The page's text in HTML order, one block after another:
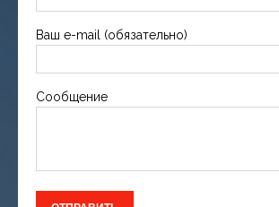
Ваш e-mail (обязательно)
Сообщение